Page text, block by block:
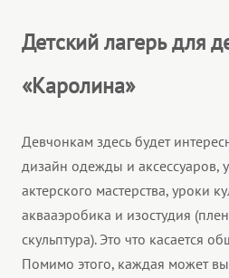
Детский лагерь для
«Каролина»
Девчонкам здесь будет
дизайн одежды и аксессуаров,
актерского мастерства, уроки
аквааэробика и изостудия
скульптура). Это что касается
Помимо этого, каждая может